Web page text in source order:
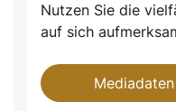
Nutzen Sie die
auf sich